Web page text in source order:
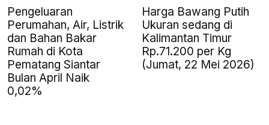
Pengeluaran
Perumahan, Air, Listrik
dan Bahan Bakar
Rumah di Kota
Pematang Siantar
Bulan April Naik
0,02%
Harga Bawang Putih
Ukuran sedang di
Kalimantan Timur
Rp.71.200 per Kg
(Jumat, 22 Mei 2026)